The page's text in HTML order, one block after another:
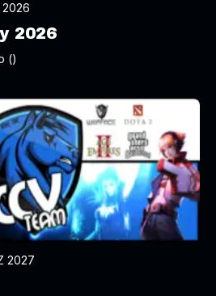
2026
2026
()
2027